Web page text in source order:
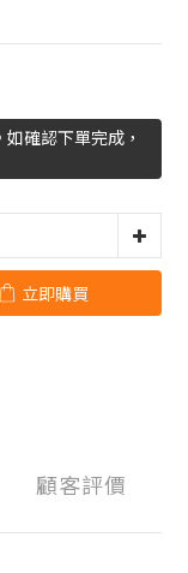
確認下單完成，
立即購買
顧客評價